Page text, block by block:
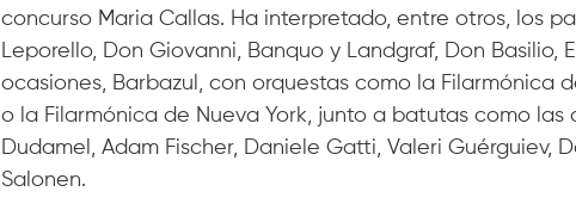
concurso Maria Callas. Ha interpretado, entre otros, los
Leporello, Don Giovanni, Banquo y Landgraf, Don Basilio,
ocasiones, Barbazul, con orquestas como la Filarmónica
o la Filarmónica de Nueva York, junto a batutas como las
Dudamel, Adam Fischer, Daniele Gatti, Valeri Guérguiev,
Salonen.